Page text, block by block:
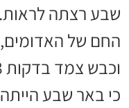
שבע רצתה לראות.
החם של
כי באר שבע